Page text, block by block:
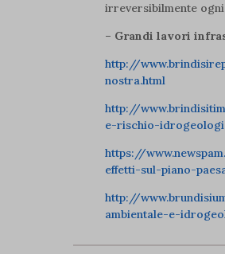
irreversibilmente
– Grandi lavori
http://
nostra.html
http://
e-rischio-
https://
effetti-sul-piano-
http://
ambientale-e-